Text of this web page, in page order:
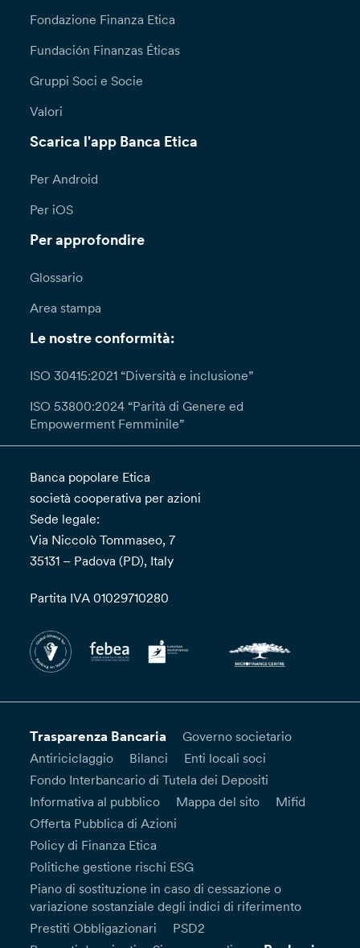
Fondazione Finanza Etica
Fundación Finanzas Éticas
Gruppi Soci e Socie
Valori
Scarica l'app Banca Etica
Per Android
Per iOS
Per approfondire
Glossario
Area stampa
Le nostre conformità:
ISO 30415:2021 “Diversità e inclusione”
ISO 53800:2024 “Parità di Genere ed
Empowerment Femminile”
Banca popolare Etica
società cooperativa per azioni
Sede legale:
Via Niccolò Tommaseo, 7
35131 – Padova (PD), Italy
Partita IVA 01029710280
Trasparenza Bancaria
Governo societario
Antiriciclaggio
Bilanci
Enti locali soci
Fondo Interbancario di Tutela dei Depositi
Informativa al pubblico
Mappa del sito
Mifid
Offerta Pubblica di Azioni
Policy di Finanza Etica
Politiche gestione rischi ESG
Piano di sostituzione in caso di cessazione o
variazione sostanziale degli indici di riferimento
Prestiti Obbligazionari
PSD2